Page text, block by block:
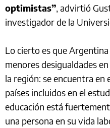
optimistas”, advirtió
investigador de la
Lo cierto es que
menores desigualdades
la región: se encuentra en
países incluidos en el
educación está
una persona en su vida